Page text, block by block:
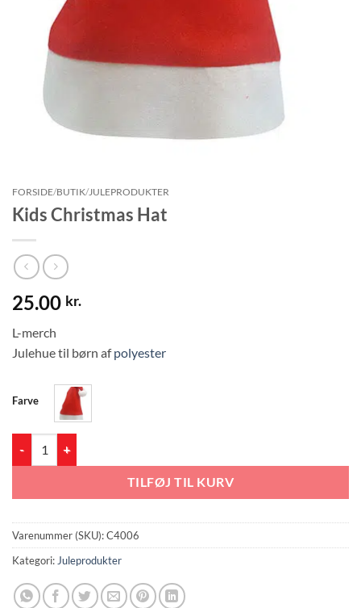
FORSIDE/BUTIK/JULEPRODUKTER
Kids Christmas Hat
25.00 kr.
L-merch
Julehue til børn afpolyester
Farve
TILFØJ TIL KURV
Varenummer (SKU):C4006
Kategori: Juleprodukter